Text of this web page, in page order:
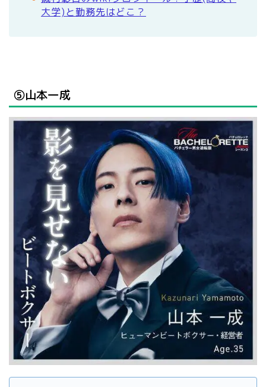
大学)と勤務先はどこ？
⑤山本一成